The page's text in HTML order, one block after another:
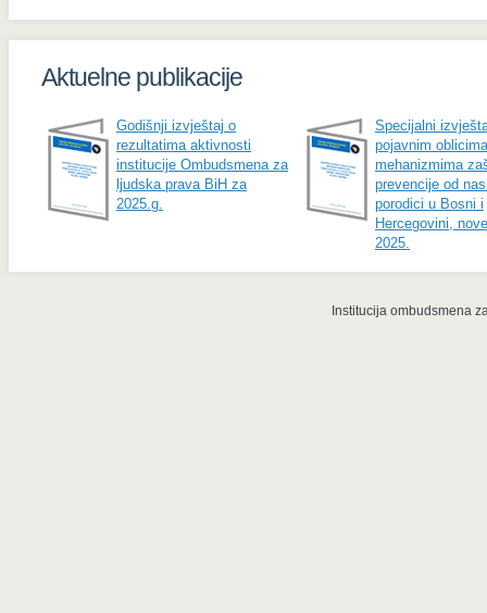
Aktuelne publikacije
Godišnji izvještaj o
rezultatima aktivnosti
institucije Ombudsmena za
ljudska prava BiH za
2025.g.
Specijalni
pojavnim
mehanizmima
prevencije od
porodici u Bosni i
Hercegovini,
2025.
Institucija ombudsmena